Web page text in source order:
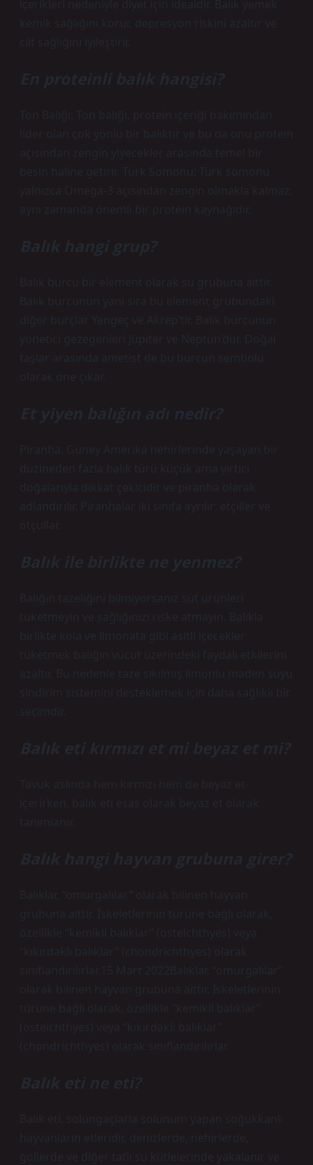
içerikleri nedeniyle diyet için idealdir. Balık yemek
kemik sağlığını korur, depresyon riskini azaltır ve
cilt sağlığını iyileştirir.
En proteinli balık hangisi?
Ton Balığı: Ton balığı, protein içeriği bakımından
lider olan çok yönlü bir balıktır ve bu da onu protein
açısından zengin yiyecekler arasında temel bir
besin haline getirir. Türk Somonu: Türk somonu
yalnızca Omega-3 açısından zengin olmakla kalmaz,
aynı zamanda önemli bir protein kaynağıdır.
Balık hangi grup?
Balık burcu bir element olarak su grubuna aittir.
Balık burcunun yanı sıra bu element grubundaki
diğer burçlar Yengeç ve Akrep’tir. Balık burcunun
yönetici gezegenleri Jüpiter ve Neptün’dür. Doğal
taşlar arasında ametist de bu burcun sembolü
olarak öne çıkar.
Et yiyen balığın adı nedir?
Piranha. Güney Amerika nehirlerinde yaşayan bir
düzineden fazla balık türü küçük ama yırtıcı
doğalarıyla dikkat çekicidir ve piranha olarak
adlandırılır. Piranhalar iki sınıfa ayrılır: etçiller ve
otçullar.
Balık ile birlikte ne yenmez?
Balığın tazeliğini bilmiyorsanız süt ürünleri
tüketmeyin ve sağlığınızı riske atmayın. Balıkla
birlikte kola ve limonata gibi asitli içecekler
tüketmek balığın vücut üzerindeki faydalı etkilerini
azaltır. Bu nedenle taze sıkılmış limonlu maden suyu
sindirim sistemini desteklemek için daha sağlıklı bir
seçimdir.
Balık eti kırmızı et mi beyaz et mi?
Tavuk aslında hem kırmızı hem de beyaz et
içerirken, balık eti esas olarak beyaz et olarak
tanımlanır.
Balık hangi hayvan grubuna girer?
Balıklar, “omurgalılar” olarak bilinen hayvan
grubuna aittir. İskeletlerinin türüne bağlı olarak,
özellikle “kemikli balıklar” (osteichthyes) veya
“kıkırdaklı balıklar” (chondrichthyes) olarak
sınıflandırılırlar.15 Mart 2022Balıklar, “omurgalılar”
olarak bilinen hayvan grubuna aittir. İskeletlerinin
türüne bağlı olarak, özellikle “kemikli balıklar”
(osteichthyes) veya “kıkırdaklı balıklar”
(chondrichthyes) olarak sınıflandırılırlar.
Balık eti ne eti?
Balık eti, solungaçlarla solunum yapan soğukkanlı
hayvanların etleridir, denizlerde, nehirlerde,
göllerde ve diğer tatlı su kütlelerinde yakalanır ve